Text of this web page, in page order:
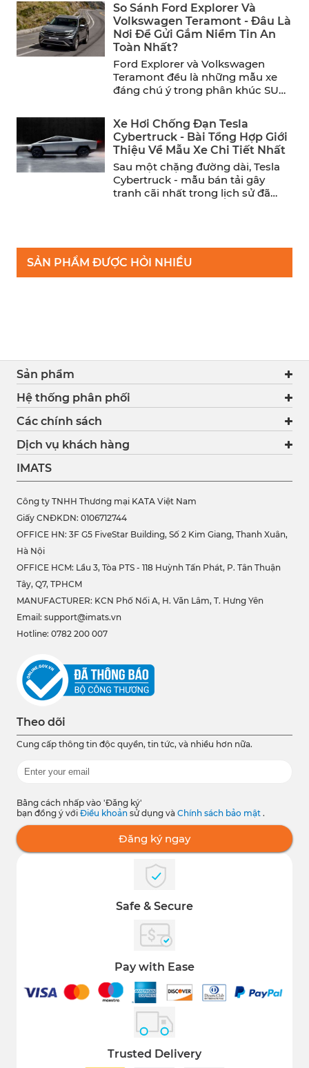
So Sánh Ford Explorer Và
Volkswagen Teramont - Đâu Là
Nơi Để Gửi Gắm Niềm Tin An
Toàn Nhất?
Ford Explorer và Volkswagen
Teramont đều là những mẫu xe
đáng chú ý trong phân khúc SUV
Xe Hơi Chống Đạn Tesla
Cybertruck - Bài Tổng Hợp Giới
Thiệu Về Mẫu Xe Chi Tiết Nhất
Sau một chặng đường dài, Tesla
Cybertruck - mẫu bán tải gây
tranh cãi nhất trong lịch sử đã
SẢN PHẨM ĐƯỢC HỎI NHIỀU
Sản phẩm
Hệ thống phân phối
Các chính sách
Dịch vụ khách hàng
IMATS
Công ty TNHH Thương mại KATA Việt Nam
Giấy CNĐKDN: 0106712744
OFFICE HN: 3F G5 FiveStar Building, Số 2 Kim Giang, Thanh Xuân,
Hà Nội
OFFICE HCM: Lầu 3, Tòa PTS - 118 Huỳnh Tấn Phát, P. Tân Thuận
Tây, Q7, TPHCM
MANUFACTURER: KCN Phố Nối A, H. Văn Lâm, T. Hưng Yên
Email: support@imats.vn
Hotline: 0782 200 007
Theo dõi
Cung cấp thông tin độc quyền, tin tức, và nhiều hơn nữa.
Bằng cách nhấp vào 'Đăng ký'
bạn đồng ý với Điều khoản sử dụng và Chính sách bảo mật .
Đăng ký ngay
Safe & Secure
Pay with Ease
Trusted Delivery